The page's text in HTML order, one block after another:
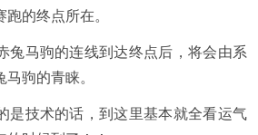
的终点所在。
马驹的连线到达终点后，将会由系
驹的青睐。
技术的话，到这里基本就全看运气